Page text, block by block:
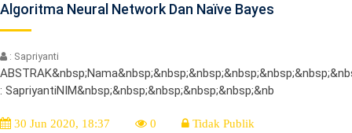
Algoritma Neural Network Dan Naïve Bayes
: Sapriyanti
: SapriyantiNIM&nbsp;&nbsp;&nbsp;&nbsp;&nbsp;&nb
30 Jun 2020, 18:37 0 Tidak Publik